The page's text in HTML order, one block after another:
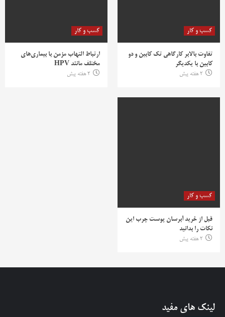
کسب و کار
تفاوت بالابر کارگاهی تک کابین و دو
کابین با یکدیگر
2 هفته پیش
کسب و کار
ارتباط التهاب مزمن با بیماری‌های
مختلف مانند HPV
2 هفته پیش
کسب و کار
قبل از خرید آبرسان پوست چرب این
نکات را بدانید
2 هفته پیش
لینک های مفید